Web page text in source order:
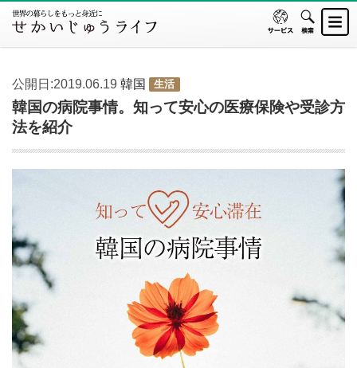
公開日:2019.06.19 韓国 生活
韓国の病院事情。知って安心の医療保険や受診方
法を紹介